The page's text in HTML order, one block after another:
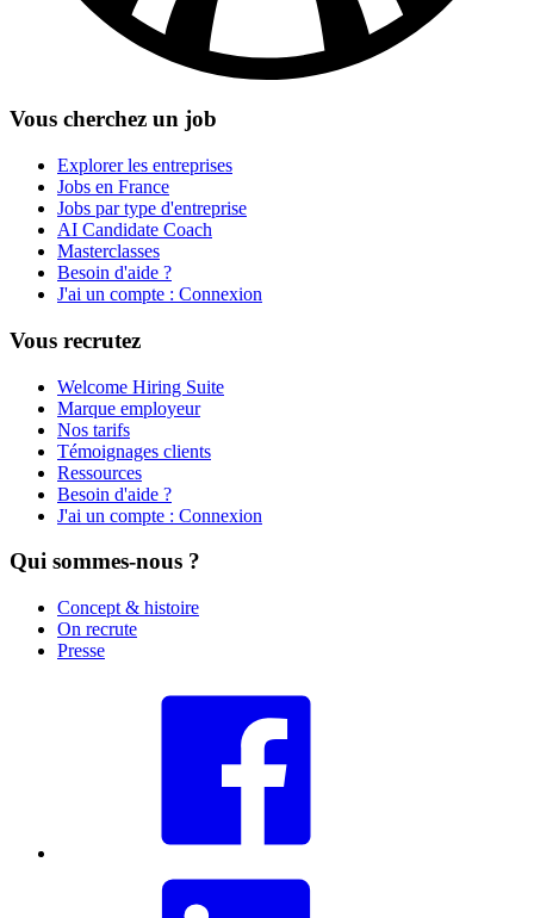
Vous cherchez un job
Explorer les entreprises
Jobs en France
Jobs par type d'entreprise
AI Candidate Coach
Masterclasses
Besoin d'aide ?
J'ai un compte : Connexion
Vous recrutez
Welcome Hiring Suite
Marque employeur
Nos tarifs
Témoignages clients
Ressources
Besoin d'aide ?
J'ai un compte : Connexion
Qui sommes-nous ?
Concept & histoire
On recrute
Presse